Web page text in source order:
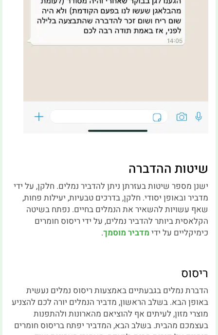
שיטות ההדברה
ישנן מספר שיטות בעזרתן ניתן להדביר נמלים. חלקן, על ידי
מדביר ובאופן יסודי. חלקן, בדרכים טבעיות, יעילות פחות,
שאף עשויות להשאיר את הנמלים בחיים. נפתח בשיטה
הקלאסית ביותר להדביר נמלים, על ידי ריסוס חומרים
כימיקליים על ידימדביר מוסמך.
ריסוס
הדברת נמלים בגבעתיים באמצעות ריסוס נמלים נעשית
באופן הבא. בשלב הראשון, מדביר הנמלים יורה לכם להצניע
מוצרי מזון, לעיתים אף להוציאם מהארונות ולהתפנות
בעצמכם מהבית. בשלב הבא, המדביר יפתח בריסוס חומרים